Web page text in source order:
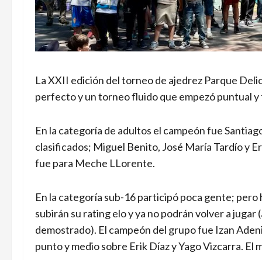
La XXII edición del torneo de ajedrez Parque
perfecto y un torneo fluido que empezó puntual
En la categoría de adultos el campeón fue
clasificados; Miguel Benito, José María Tardío y
fue para Meche LLorente.
En la categoría sub-16 participó poca gente;
subirán su rating elo y ya no podrán volver a
demostrado). El campeón del grupo fue Izan
punto y medio sobre Erik Díaz y Yago Vizcarra.